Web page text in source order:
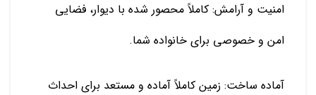
امنیت و آرامش: کاملاً محصور شده با دیوار، فضایی
امن و خصوصی برای خانواده شما.
آماده ساخت: زمین کاملاً آماده و مستعد برای احداث